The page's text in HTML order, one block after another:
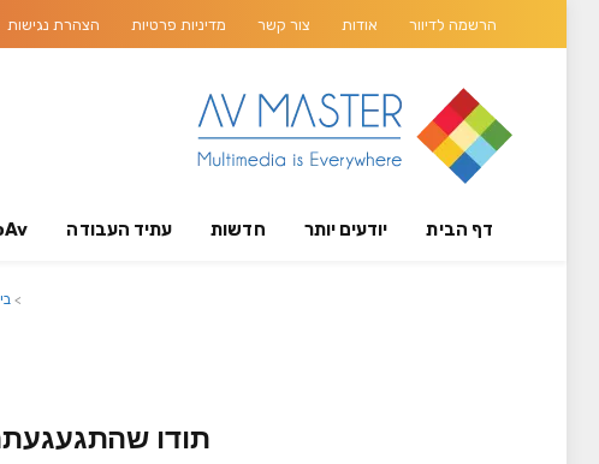
הרשמה לדיוור אודות צור קשר מדיניות פרטיות הצהרת נגישות
דף הבית יודעים יותר חדשות עתיד העבודה
>
תודו